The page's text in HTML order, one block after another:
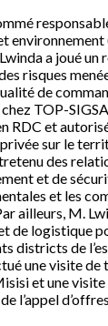
environnement
a joué un
risques
de
TOP-
RDC et
sur le
des
et de
et les
ailleurs, M.
de logistique
districts de
une visite de
et une visite
l’appel